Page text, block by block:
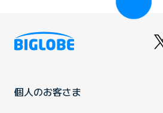
個人のお客さま